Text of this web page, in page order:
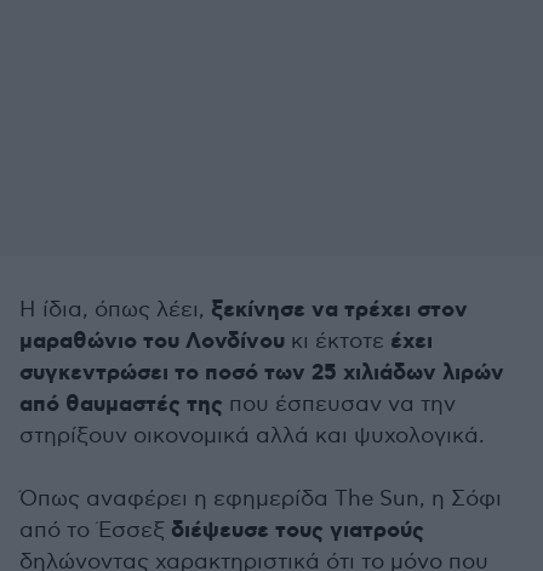
Η ίδια, όπως λέει, ξεκίνησε να τρέχει στον
μαραθώνιο του Λονδίνου κι έκτοτε έχει
συγκεντρώσει το ποσό των 25 χιλιάδων λιρών
από θαυμαστές της που έσπευσαν να την
στηρίξουν οικονομικά αλλά και ψυχολογικά.
Όπως αναφέρει η εφημερίδα The Sun, η Σόφι
από το Έσσεξ διέψευσε τους γιατρούς
δηλώνοντας χαρακτηριστικά ότι το μόνο που